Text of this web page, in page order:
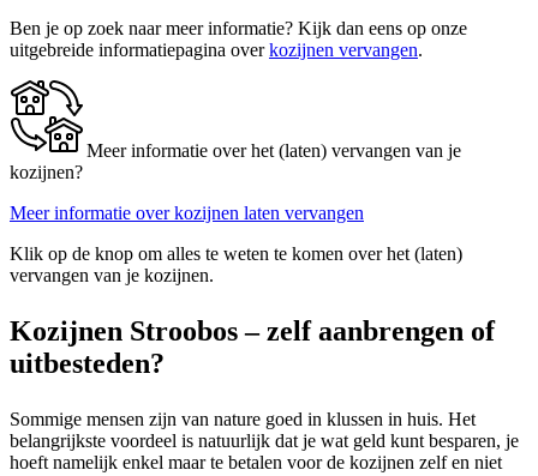
Ben je op zoek naar meer informatie? Kijk dan eens op onze
uitgebreide informatiepagina overkozijnen vervangen.
Meer informatie over het (laten) vervangen van je
kozijnen?
Meer informatie over kozijnen laten vervangen
Klik op de knop om alles te weten te komen over het (laten)
vervangen van je kozijnen.
Kozijnen Stroobos – zelf aanbrengen of
uitbesteden?
Sommige mensen zijn van nature goed in klussen in huis. Het
belangrijkste voordeel is natuurlijk dat je wat geld kunt besparen, je
hoeft namelijk enkel maar te betalen voor de kozijnen zelf en niet